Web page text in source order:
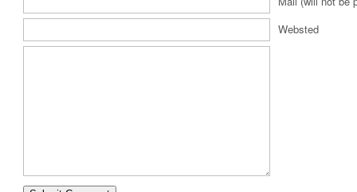
Websted